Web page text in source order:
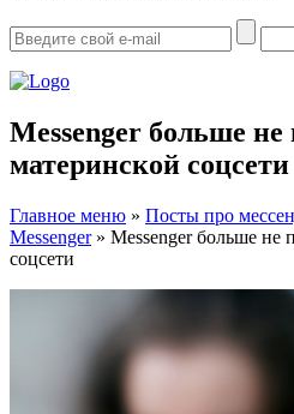
Messenger больше не
материнской соцсети
Главное меню » Посты про
Messenger» Messenger больше не
соцсети